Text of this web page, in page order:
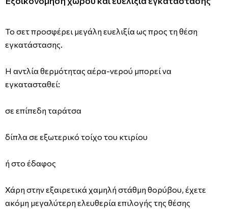
Το σετ προσφέρει μεγάλη ευελιξία ως προς τη θέση
εγκατάστασης.
Η αντλία θερμότητας αέρα-νερού μπορεί να
εγκατασταθεί:
σε επίπεδη ταράτσα
δίπλα σε εξωτερικό τοίχο του κτιρίου
ή στο έδαφος
Χάρη στην εξαιρετικά χαμηλή στάθμη θορύβου, έχετε
ακόμη μεγαλύτερη ελευθερία επιλογής της θέσης